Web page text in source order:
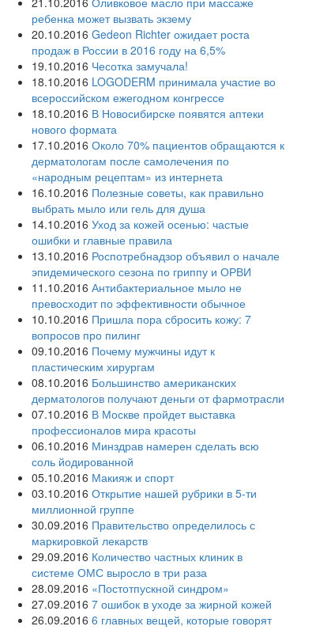
ребенка может вызвать экзему
20.10.2016 Gedeon Richter ожидает роста
продаж в России в 2016 году на 6,5%
19.10.2016 Чесотка замучала!
18.10.2016 LOGODERM принимала участие во
всероссийском ежегодном конгрессе
18.10.2016 В Новосибирске появятся аптеки
нового формата
17.10.2016 Около 70% пациентов обращаются к
дерматологам после самолечения по
«народным рецептам» из интернета
16.10.2016 Полезные советы, как правильно
выбрать мыло или гель для душа
14.10.2016 Уход за кожей осенью: частые
ошибки и главные правила
13.10.2016 Роспотребнадзор объявил о начале
эпидемического сезона по гриппу и ОРВИ
11.10.2016 Антибактериальное мыло не
превосходит по эффективности обычное
10.10.2016 Пришла пора сбросить кожу: 7
вопросов про пилинг
09.10.2016 Почему мужчины идут к
пластическим хирургам
08.10.2016 Большинство американских
дерматологов получают деньги от фармотрасли
07.10.2016 В Москве пройдет выставка
профессионалов мира красоты
06.10.2016 Минздрав намерен сделать всю
соль йодированной
05.10.2016 Макияж и спорт
03.10.2016 Открытие нашей рубрики в 5-ти
миллионной группе
30.09.2016 Правительство определилось с
маркировкой лекарств
29.09.2016 Количество частных клиник в
системе ОМС выросло в три раза
28.09.2016 «Постотпускной синдром»
27.09.2016 7 ошибок в уходе за жирной кожей
26.09.2016 6 главных вещей, которые говорят